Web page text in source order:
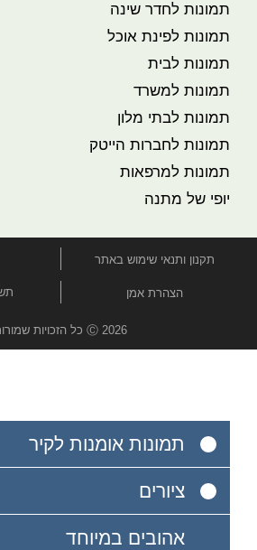
תמונות לחדר שינה
תמונות לפינת אוכל
תמונות לבית
תמונות למשרד
תמונות לבתי מלון
תמונות לחברות הייטק
תמונות למרפאות
יופי של מתנה
תקנון ותנאי שימוש באתר
הצהרת אמן
Ⓒ 2026 כל הזכויות שמורות | Gordon Art - גורדון ארט
תמונות אומנות לקיר
ציורים
אהובים במיוחד